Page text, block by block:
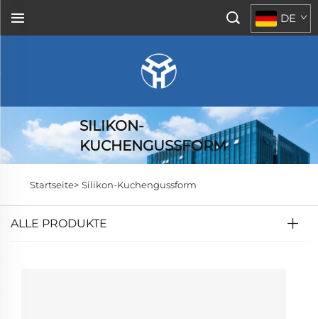
DE
SILIKON-
KUCHENGUSSFORM
Startseite> Silikon-Kuchengussform
ALLE PRODUKTE